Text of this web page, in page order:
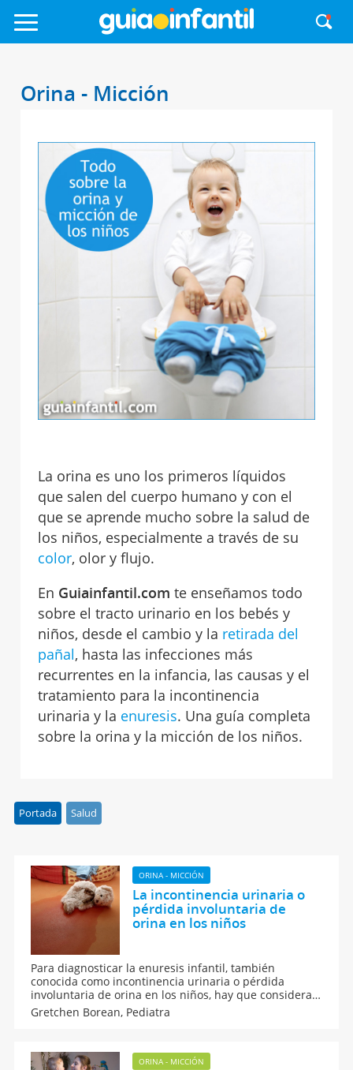
Orina - Micción
La orina es uno los primeros líquidos
que salen del cuerpo humano y con el
que se aprende mucho sobre la salud de
los niños, especialmente a través de su
color, olor y flujo.
En Guiainfantil.com te enseñamos todo
sobre el tracto urinario en los bebés y
niños, desde el cambio y la retirada del
pañal, hasta las infecciones más
recurrentes en la infancia, las causas y el
tratamiento para la incontinencia
urinaria y la enuresis. Una guía completa
sobre la orina y la micción de los niños.
Portada Salud
ORINA - MICCIÓN
La incontinencia urinaria o
pérdida involuntaria de
orina en los niños
Para diagnosticar la enuresis infantil, también
conocida como incontinencia urinaria o pérdida
involuntaria de orina en los niños, hay que considerar
distintos factores que pueden ser desencadenantes
de este trastorno: psicológicos, aprendizaje, orgánicos,
Gretchen Borean, Pediatra
ORINA - MICCIÓN